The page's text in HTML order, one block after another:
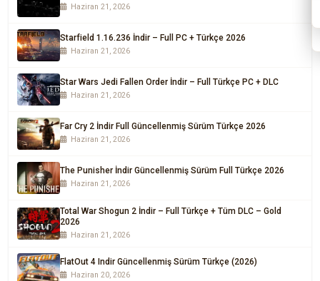
Haziran 21, 2026
Starfield 1.16.236 İndir – Full PC + Türkçe 2026
Haziran 21, 2026
Star Wars Jedi Fallen Order İndir – Full Türkçe PC + DLC
Haziran 21, 2026
Far Cry 2 İndir Full Güncellenmiş Sürüm Türkçe 2026
Haziran 21, 2026
The Punisher İndir Güncellenmiş Sürüm Full Türkçe 2026
Haziran 21, 2026
Total War Shogun 2 İndir – Full Türkçe + Tüm DLC – Gold
2026
Haziran 21, 2026
FlatOut 4 Indir Güncellenmiş Sürüm Türkçe (2026)
Haziran 20, 2026